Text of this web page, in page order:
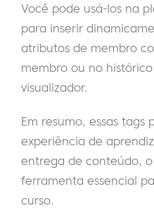
Você pode usá-los na
para inserir
atributos de membro
membro ou no
visualizador.
Em resumo, essas tags
experiência de
entrega de conteúdo,
ferramenta essencial
curso.